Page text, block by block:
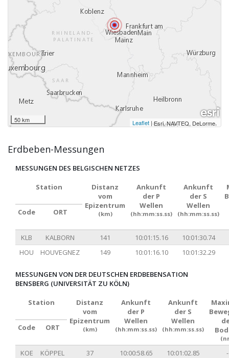
50 km Leaflet |Esri, NAVTEQ, DeLorme,
Erdbeben-Messungen
MESSUNGEN DES BELGISCHEN NETZES
Station
Distanz
vom
Epizentrum
(km)
Ankunft
der P
Wellen
(hh:mm:ss.ss)
Ankunft
der S
Wellen
(hh:mm:ss.ss)
Code
ORT
KLB KALBORN 141 10:01:15.16
10:01:30.74
HOU
HOUVEGNEZ 149 10:01:16.10 10:01:32.29
MESSUNGEN VON DER DEUTSCHEN ERDBEBENSATION
BENSBERG (UNIVERSITÄT ZU KÖLN)
Station
Distanz
vom
Epizentrum
(km)
Ankunft
der P
Wellen
(hh:mm:ss.ss)
Ankunft
der S
Wellen
(hh:mm:ss.ss)
Code ORT
KOE KÖPPEL 37 10:00:58.65 10:01:02.85
-